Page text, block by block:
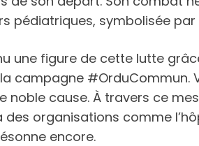
symbolisée par
une figure de cette lutte
campagne #OrduCommun.
cause. À travers ce
organisations comme
encore.